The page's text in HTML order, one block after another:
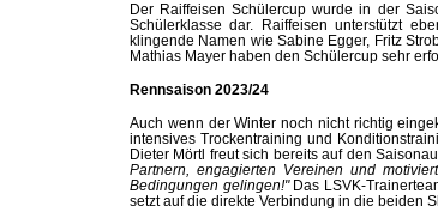
Der Raiffeisen Schülercup wurde in der
Schülerklasse dar. Raiffeisen unterstützt
klingende Namen wie Sabine Egger, Fritz
Mathias Mayer haben den Schülercup sehr
Rennsaison 2023/24
Auch wenn der Winter noch nicht richtig
intensives Trockentraining und
Dieter Mörtl freut sich bereits auf den
Partnern, engagierten Vereinen und
Bedingungen gelingen!"Das LSVK-
setzt auf die direkte Verbindung in die beiden